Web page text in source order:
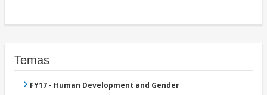
Temas
FY17 - Human Development and Gender